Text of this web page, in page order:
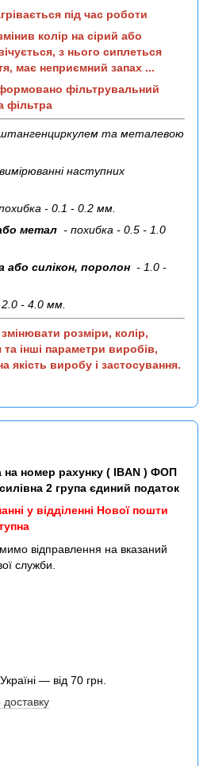
під час роботи
колір на сірий або
з нього сиплеться
має неприємний запах ...
фільтрувальний
фільтра
штангенциркулем та металевою
наступних
- 0.1 - 0.2 мм.
метал - похибка - 0.5 - 1.0
або силікон, поролон - 1.0 -
- 4.0 мм.
розміри, колір,
та інші параметри виробів,
якість виробу і застосування.
на номер рахунку ( IBAN ) ФОП
2 група єдиний податок
у відділенні Нової пошти
відправлення на вказаний
служби.
— від 70 грн.